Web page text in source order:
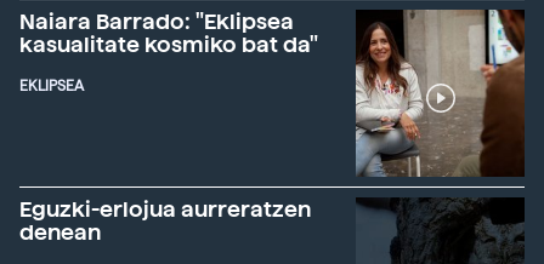
Naiara Barrado: "Eklipsea
kasualitate kosmiko bat da"
EKLIPSEA
Eguzki-erlojua aurreratzen
denean